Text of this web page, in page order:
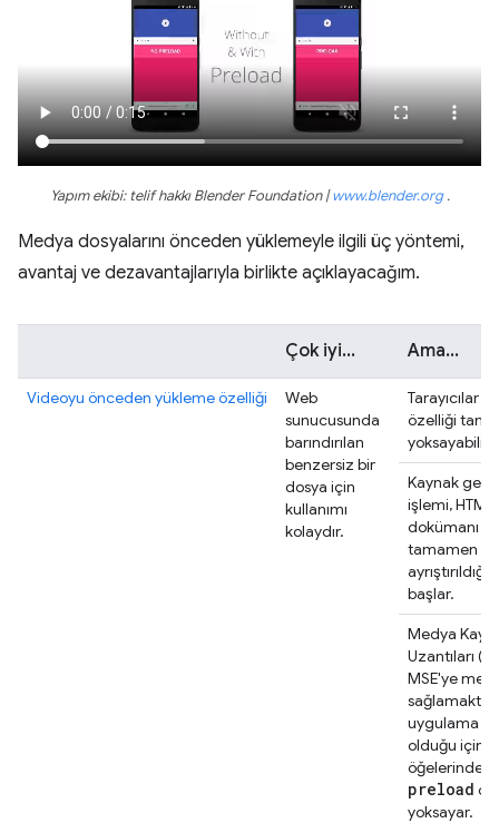
Yapım ekibi: telif hakkı Blender Foundation |www.blender.org.
Medya dosyalarını önceden yüklemeyle ilgili üç yöntemi,
avantaj ve dezavantajlarıyla birlikte açıklayacağım.
Çok iyi... Ama...
Videoyu önceden yükleme özelliği
Web
sunucusunda
barındırılan
benzersiz bir
dosya için
kullanımı
kolaydır.
Tarayıcılar bu
özelliği
yoksayabilir.
Kaynak
işlemi, HTML
dokümanı
tamamen
başlar.
Medya
Uzantıları
MSE'ye
sağlamaktan
uygulama
olduğu için
öğelerindeki
preload
yoksayar.